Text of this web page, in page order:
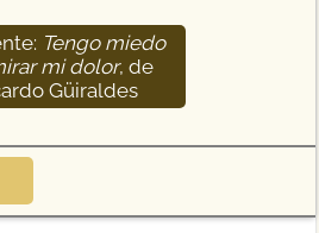
Tengo miedo
mi dolor, de
Güiraldes